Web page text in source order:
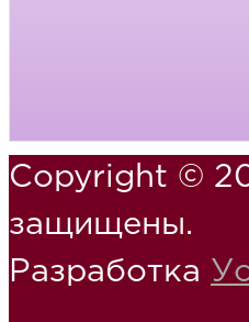
Copyright ©
защищены.
Разработка